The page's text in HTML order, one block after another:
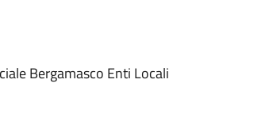
Bergamasco Enti Locali